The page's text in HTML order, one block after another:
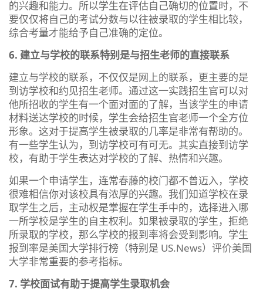
的兴趣和能力。所以学生在评估自己确切的位置时，不
要仅仅将自己的考试分数与以往被录取的学生相比较，
综合考量才能给予自己准确的定位。
6. 建立与学校的联系特别是与招生老师的直接联系
建立与学校的联系，不仅仅是网上的联系，更主要的是
到访学校和约见招生老师。通过这一实践招生官可以对
他所招收的学生有一个面对面的了解，当该学生的申请
材料送达学校的时候，学生会给招生官老师一个全方位
形象。这对于提高学生被录取的几率是非常有帮助的。
有一些学生认为，到访学校可有可无。其实直接到访学
校，有助于学生表达对学校的了解、热情和兴趣。
如果一个申请学生，连常春藤的校门都不曾迈入，学校
很难相信你对该校具有浓厚的兴趣。我们知道学校在录
取学生之后，主动权是掌握在学生手中的，选择进入哪
一所学校是学生的自主权利。如果被录取的学生，拒绝
所录取的学校，那么学校的报到率将会受到影响。学生
报到率是美国大学排行榜（特别是 US.News）评价美国
大学非常重要的参考指标。
7. 学校面试有助于提高学生录取机会